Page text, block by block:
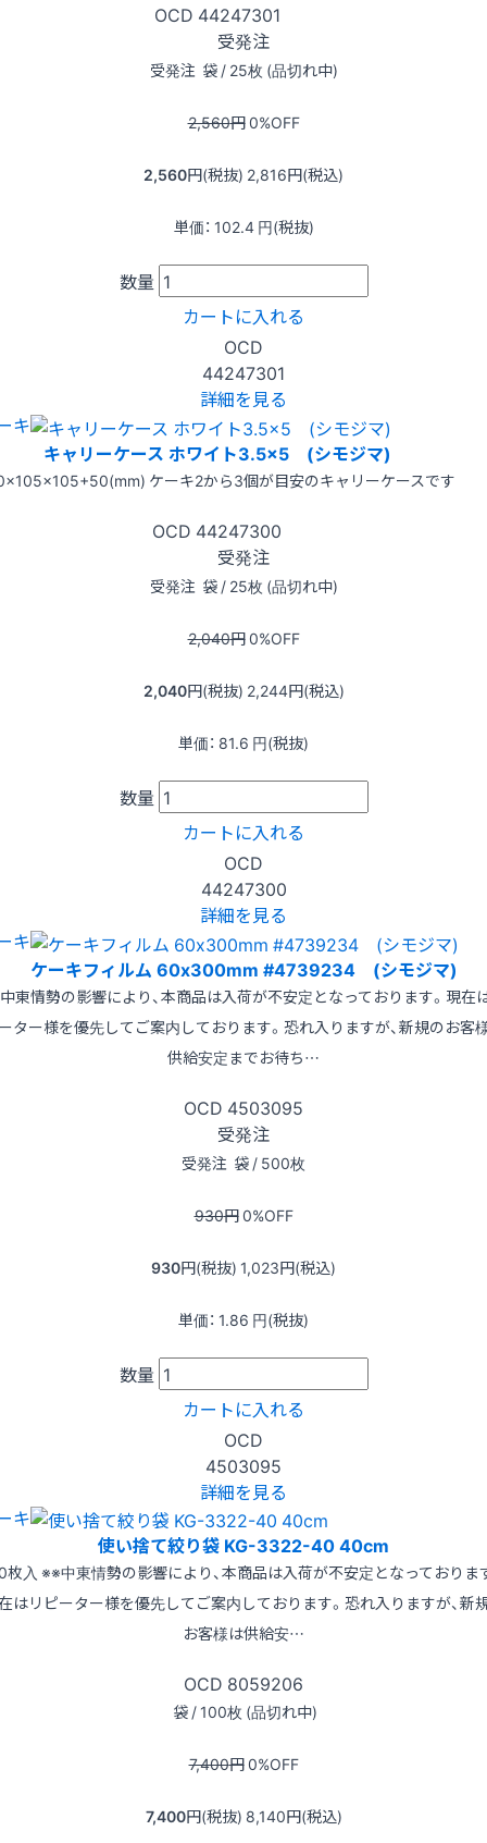
OCD 44247301
受発注
受発注 袋 / 25枚 (品切れ中)
2,560円0%OFF
2,560円(税抜) 2,816円(税込)
単価： 102.4 円(税抜)
数量
カートに入れる
OCD
44247301
詳細を見る
キ
キャリーケース ホワイト3.5×5 (シモジマ)
ケーキ2から3個が目安のキャリーケースです
OCD 44247300
受発注
受発注 袋 / 25枚 (品切れ中)
2,040円0%OFF
2,040円(税抜) 2,244円(税込)
単価： 81.6 円(税抜)
数量
カートに入れる
OCD
44247300
詳細を見る
キ
ケーキフィルム 60x300mm #4739234 (シモジマ)
東情勢の影響により、本商品は入荷が不安定となっております。現在
ター様を優先してご案内しております。恐れ入りますが、新規のお客
供給安定までお待ち…
OCD 4503095
受発注
受発注 袋 / 500枚
930円0%OFF
930円(税抜) 1,023円(税込)
単価： 1.86 円(税抜)
数量
カートに入れる
OCD
4503095
詳細を見る
キ
使い捨て絞り袋 KG-3322-40 40cm
枚入 ※※中東情勢の影響により、本商品は入荷が不安定となっておりま
はリピーター様を優先してご案内しております。恐れ入りますが、新
お客様は供給安…
OCD 8059206
袋 / 100枚 (品切れ中)
7,400円0%OFF
7,400円(税抜) 8,140円(税込)